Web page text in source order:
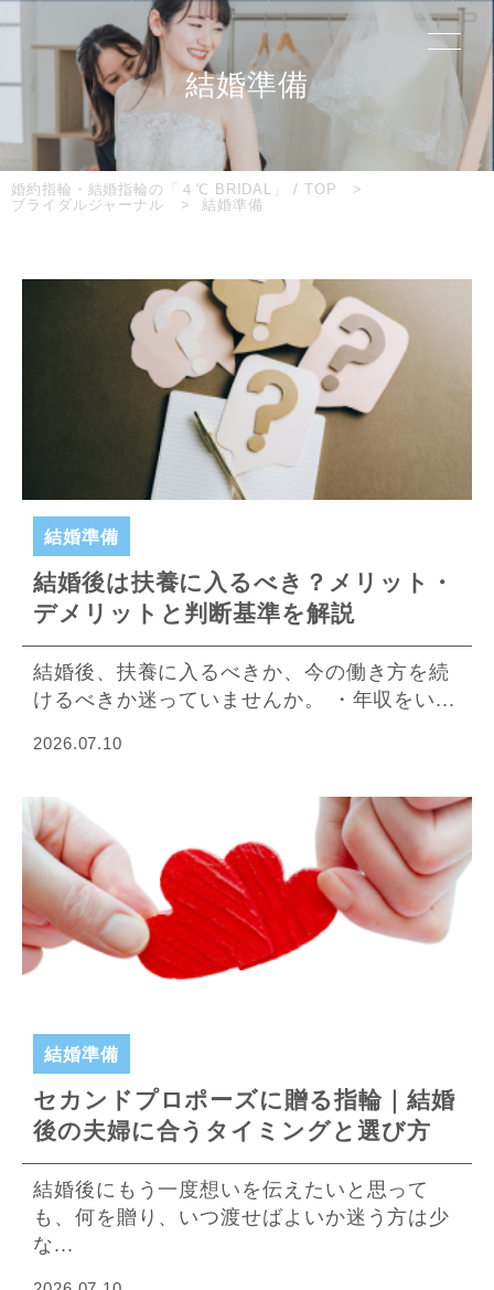
結婚準備
婚約指輪・結婚指輪の「４℃ BRIDAL」 / TOP
ブライダルジャーナル
結婚準備
結婚準備
結婚後は扶養に入るべき？メリット・
デメリットと判断基準を解説
結婚後、扶養に入るべきか、今の働き方を続
けるべきか迷っていませんか。 ・年収をい...
2026.07.10
結婚準備
セカンドプロポーズに贈る指輪｜結婚
後の夫婦に合うタイミングと選び方
結婚後にもう一度想いを伝えたいと思って
も、何を贈り、いつ渡せばよいか迷う方は少
な...